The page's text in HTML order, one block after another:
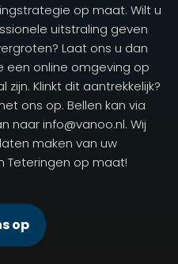
op maat. Wilt u
uitstraling geven
Laat ons u dan
een online omgeving op
Klinkt dit aantrekkelijk?
ons op. Bellen kan via
naar info@vanoo.nl. Wij
maken van uw
Teteringen op maat!
op